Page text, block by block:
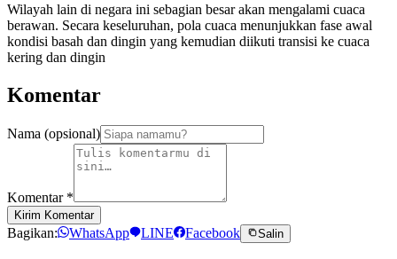
Wilayah lain di negara ini sebagian besar akan mengalami cuaca
berawan. Secara keseluruhan, pola cuaca menunjukkan fase awal
kondisi basah dan dingin yang kemudian diikuti transisi ke cuaca
kering dan dingin
Komentar
Nama (opsional)
Komentar *
Kirim Komentar
Bagikan: WhatsApp LINE Facebook Salin